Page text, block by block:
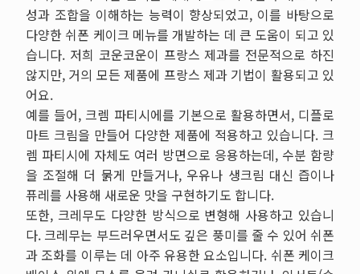
성과 조합을 이해하는 능력이 향상되었고, 이를 바탕으로
다양한 쉬폰 케이크 메뉴를 개발하는 데 큰 도움이 되고 있
습니다. 저희 코운코운이 프랑스 제과를 전문적으로 하진
않지만, 거의 모든 제품에 프랑스 제과 기법이 활용되고 있
어요.
예를 들어, 크렘 파티시에를 기본으로 활용하면서, 디플로
마트 크림을 만들어 다양한 제품에 적용하고 있습니다. 크
렘 파티시에 자체도 여러 방면으로 응용하는데, 수분 함량
을 조절해 더 묽게 만들거나, 우유나 생크림 대신 즙이나
퓨레를 사용해 새로운 맛을 구현하기도 합니다.
또한, 크레무도 다양한 방식으로 변형해 사용하고 있습니
다. 크레무는 부드러우면서도 깊은 풍미를 줄 수 있어 쉬폰
과 조화를 이루는 데 아주 유용한 요소입니다. 쉬폰 케이크